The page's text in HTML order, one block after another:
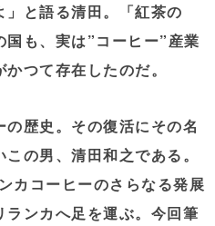
と語る清田。「紅茶の
も、実は”コーヒー”産業
つて存在したのだ。
歴史。その復活にその名
の男、清田和之である。
カコーヒーのさらなる発展
ンカへ足を運ぶ。今回筆